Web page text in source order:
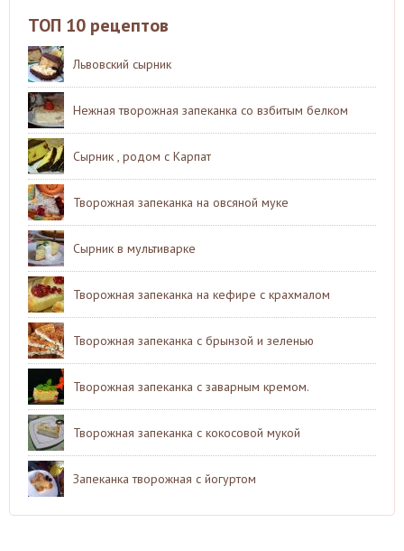
ТОП 10 рецептов
Львовский сырник
Нежная творожная запеканка со взбитым белком
Сырник , родом с Карпат
Творожная запеканка на овсяной муке
Сырник в мультиварке
Творожная запеканка на кефире с крахмалом
Творожная запеканка с брынзой и зеленью
Творожная запеканка с заварным кремом.
Творожная запеканка с кокосовой мукой
Запеканка творожная с йогуртом